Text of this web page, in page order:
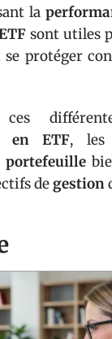
la
sont utiles
se protéger
en ETF, les
portefeuille
degestion